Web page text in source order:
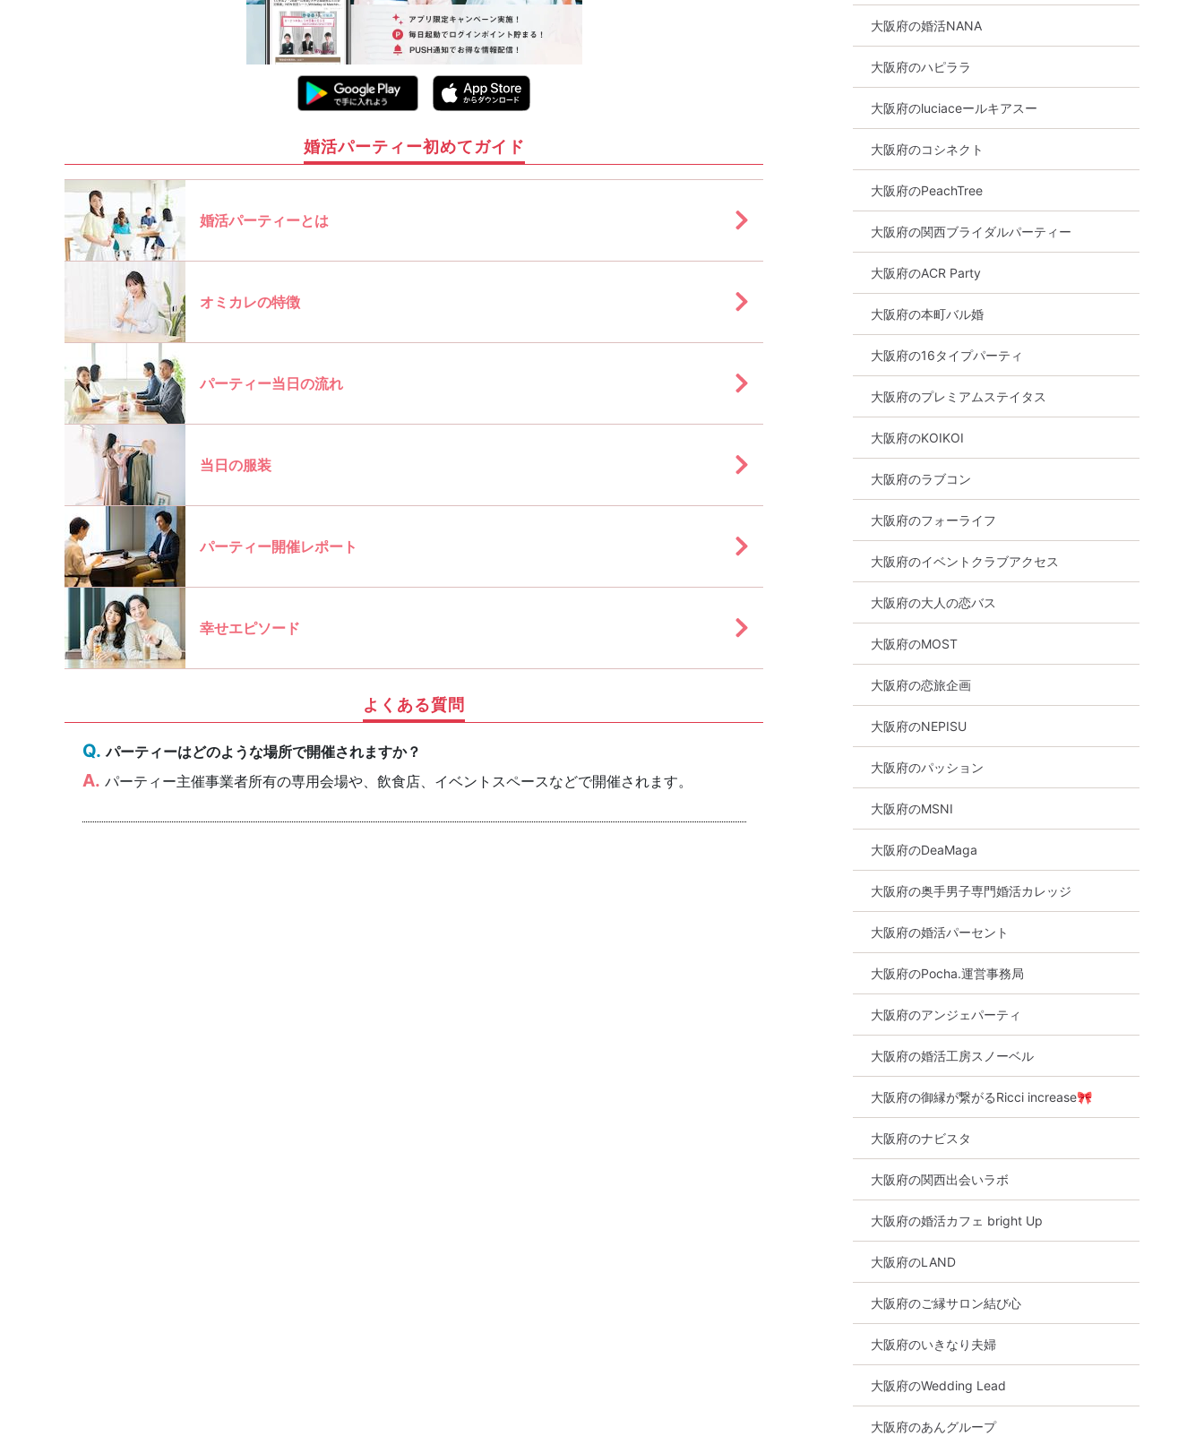
婚活パーティー初めてガイド
婚活パーティーとは
オミカレの特徴
パーティー当日の流れ
当日の服装
パーティー開催レポート
幸せエピソード
よくある質問
パーティーはどのような場所で開催されますか？
パーティー主催事業者所有の専用会場や、飲食店、イベントスペースなどで開催されます。
大阪府の婚活NANA
大阪府のハピララ
大阪府のluciaceールキアスー
大阪府のコシネクト
大阪府のPeachTree
大阪府の関西ブライダルパーティー
大阪府のACR Party
大阪府の本町バル婚
大阪府の16タイプパーティ
大阪府のプレミアムステイタス
大阪府のKOIKOI
大阪府のラブコン
大阪府のフォーライフ
大阪府のイベントクラブアクセス
大阪府の大人の恋バス
大阪府のMOST
大阪府の恋旅企画
大阪府のNEPISU
大阪府のパッション
大阪府のMSNI
大阪府のDeaMaga
大阪府の奥手男子専門婚活カレッジ
大阪府の婚活パーセント
大阪府のPocha.運営事務局
大阪府のアンジェパーティ
大阪府の婚活工房スノーベル
大阪府の御縁が繋がるRicci increase🎀
大阪府のナビスタ
大阪府の関西出会いラボ
大阪府の婚活カフェ bright Up
大阪府のLAND
大阪府のご縁サロン結び心
大阪府のいきなり夫婦
大阪府のWedding Lead
大阪府のあんグループ